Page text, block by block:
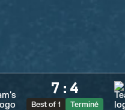
7 : 4
Best of 1 Terminé